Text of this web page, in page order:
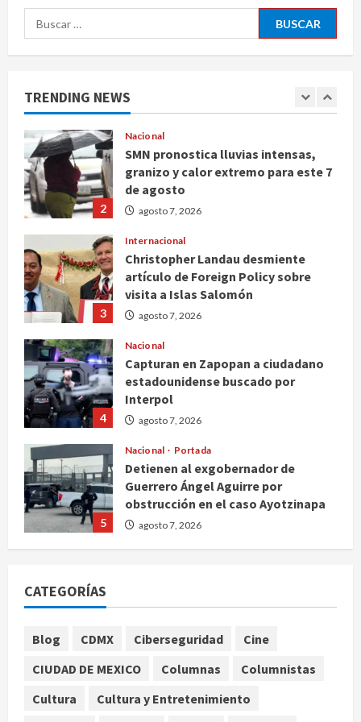
Buscar:
TRENDING NEWS
Michoacán intensifica combate a la
extorsión en zona aguacatera y
2
Nacional
SMN pronostica lluvias intensas,
granizo y calor extremo para este 7
de agosto
agosto 7, 2026
3
Christopher Landau desmiente
artículo de Foreign Policy sobre
visita a Islas Salomón
agosto 7, 2026
4
Capturan en Zapopan a ciudadano
estadounidense buscado por
Interpol
agosto 7, 2026
5
Detienen al exgobernador de
Guerrero Ángel Aguirre por
obstrucción en el caso Ayotzinapa
agosto 7, 2026
1
Michoacán intensifica combate a la
extorsión en zona aguacatera y
2
SMN pronostica lluvias intensas,
de agosto
agosto 7, 2026
CATEGORÍAS
Blog CDMX Ciberseguridad
Cine
CIUDAD DE MEXICO
Columnas
Columnistas
Cultura
Cultura y Entretenimiento